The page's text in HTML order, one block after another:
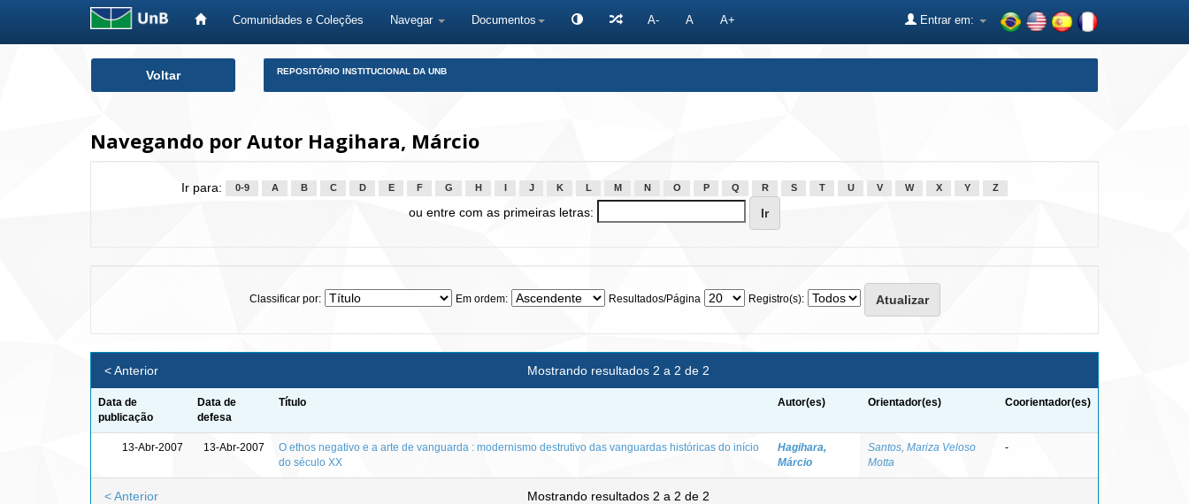
Comunidades e Coleções Navegar Documentos A- A A+ Entrar em:
Voltar REPOSITÓRIO INSTITUCIONAL DA UNB
Navegando por Autor Hagihara, Márcio
Ir para: 0-9 A B C D E F G H J K L M N O P Q R S T U V W X Y Z
ou entre com as primeiras letras:
Classificar por: Em ordem: Resultados/Página Registro(s):
Mostrando resultados 2 a 2 de 2
< Anterior
Data de
publicação
Data de
defesa
Título Autor(es) Orientador(es) Coorientador(es)
13-Abr-2007 13-Abr-2007
O ethos negativo e a arte de vanguarda : modernismo destrutivo das vanguardas históricas do início
do século XX
Hagihara,
Márcio
Santos, Mariza Veloso
Motta
-
Mostrando resultados 2 a 2 de 2
< Anterior